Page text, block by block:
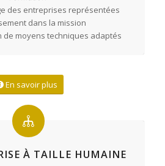
des entreprises représentées
dans la mission
de moyens techniques adaptés
En savoir plus
À TAILLE HUMAINE